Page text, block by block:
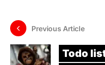
Previous Article
Todo